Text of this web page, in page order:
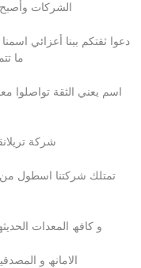
الشركات وأصبح
دعوا ثقتكم ببنا أعزائي
ما
اسم يعني الثقة تواصلوا
شركة
تمتلك شركتنا اسطول
و كافھ المعدات
الامانھ و